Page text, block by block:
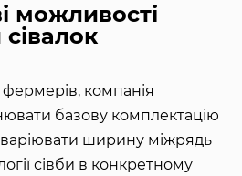
можливості
компанія
базову комплектацію
варіювати ширину міжрядь
сівби в конкретному